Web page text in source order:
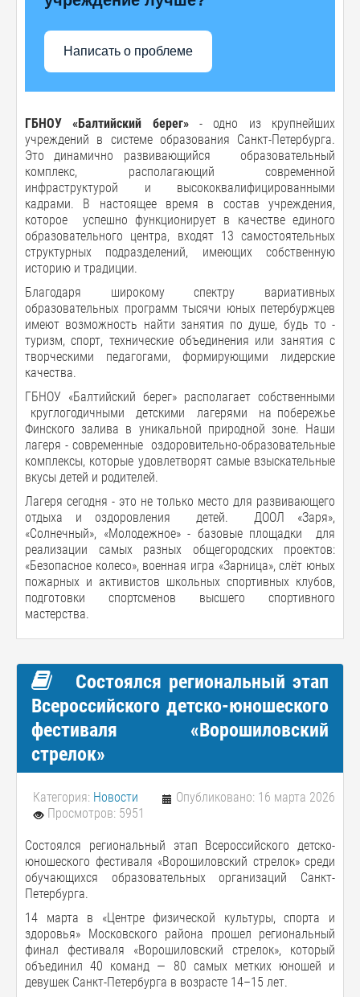
Написать о проблеме
ГБНОУ «Балтийский берег»- одно из крупнейших
учреждений в системе образования Санкт-Петербурга.
Это динамично развивающийся образовательный
комплекс, располагающий современной
инфраструктурой и высококвалифицированными
кадрами. В настоящее время в состав учреждения,
которое успешно функционирует в качестве единого
образовательного центра, входят 13 самостоятельных
структурных подразделений, имеющих собственную
историю и традиции.
Благодаря широкому спектру вариативных
образовательных программ тысячи юных петербуржцев
имеют возможность найти занятия по душе, будь то -
туризм, спорт, технические объединения или занятия с
творческими педагогами, формирующими лидерские
качества.
ГБНОУ «Балтийский берег» располагает собственными
круглогодичными детскими лагерями на побережье
Финского залива в уникальной природной зоне. Наши
лагеря - современные оздоровительно-образовательные
комплексы, которые удовлетворят самые взыскательные
вкусы детей и родителей.
Лагеря сегодня - это не только место для развивающего
отдыха и оздоровления детей. ДООЛ «Заря»,
«Солнечный», «Молодежное» - базовые площадки для
реализации самых разных общегородских проектов:
«Безопасное колесо», военная игра «Зарница», слёт юных
пожарных и активистов школьных спортивных клубов,
подготовки спортсменов высшего спортивного
мастерства.
Состоялся региональный этап
Всероссийского детско-юношеского
фестиваля «Ворошиловский
стрелок»
Категория: Новости
Опубликовано: 16 марта 2026
Просмотров: 5951
Состоялся региональный этап Всероссийского детско-
юношеского фестиваля «Ворошиловский стрелок» среди
обучающихся образовательных организаций Санкт-
Петербурга.
14 марта в «Центре физической культуры, спорта и
здоровья» Московского района прошел региональный
финал фестиваля «Ворошиловский стрелок», который
объединил 40 команд — 80 самых метких юношей и
девушек Санкт-Петербурга в возрасте 14–15 лет.